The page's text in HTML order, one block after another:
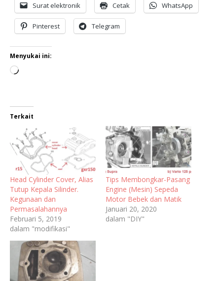
Surat elektronik Cetak WhatsApp
Pinterest Telegram
Menyukai ini:
Terkait
Head Cylinder Cover, Alias
Tutup Kepala Silinder.
Kegunaan dan
Permasalahannya
Februari 5, 2019
dalam "modifikasi"
Tips Membongkar-Pasang
Engine (Mesin) Sepeda
Motor Bebek dan Matik
Januari 20, 2020
dalam "DIY"